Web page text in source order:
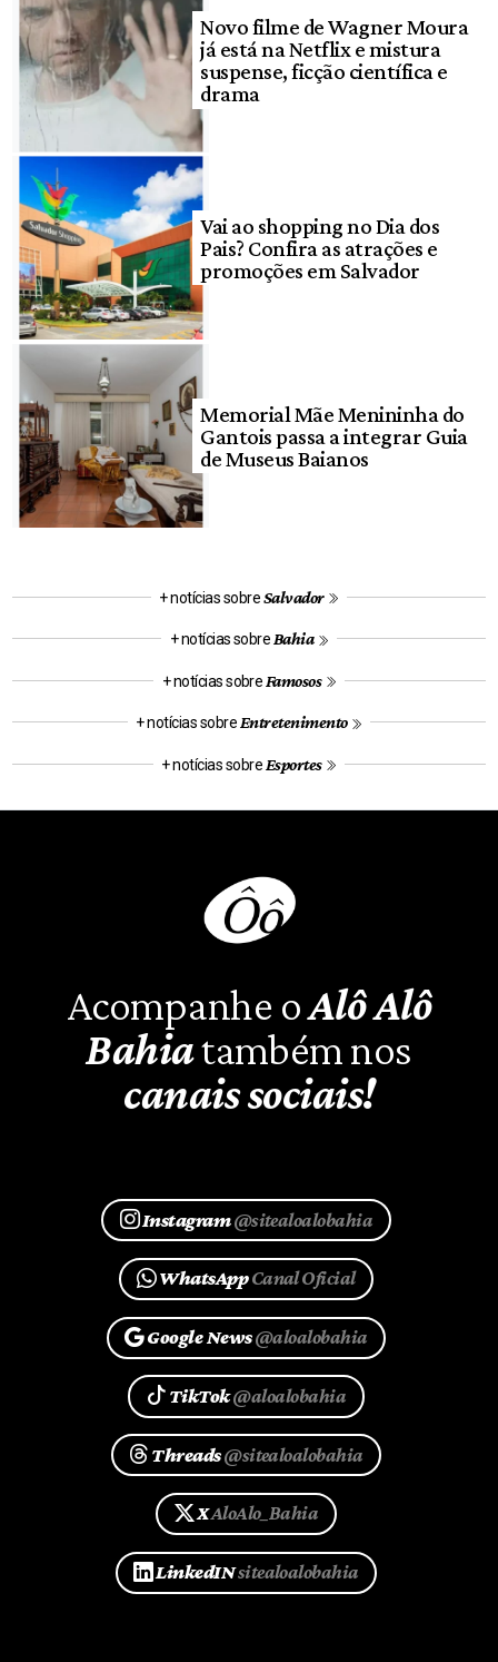
Novo filme de Wagner Moura
já está na Netflix e mistura
suspense, ficção científica e
drama
Vai ao shopping no Dia dos
Pais? Confira as atrações e
promoções em Salvador
Memorial Mãe Menininha do
Gantois passa a integrar Guia
de Museus Baianos
+ notícias sobreSalvador
+ notícias sobre Bahia
+ notícias sobre Famosos
+ notícias sobre Entretenimento
+ notícias sobre Esportes
Acompanhe oAlô Alô
Bahiatambém nos
canais sociais!
Instagram@sitealoalobahia
WhatsAppCanal Oficial
Google News@aloalobahia
TikTok@aloalobahia
Threads@sitealoalobahia
XAloAlo_Bahia
LinkedINsitealoalobahia